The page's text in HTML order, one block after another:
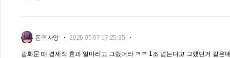
돈먹자앙 2026.05.07 17:25:35
광화문 때 경제적 효과 얼마라고 그랬더라 ㅋㅋ 1조 넘는다고 그랬던거 같은